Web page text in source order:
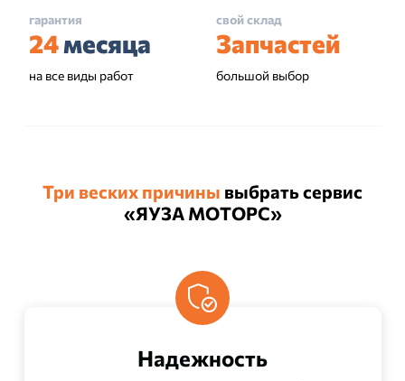
гарантия
24месяца
на все виды работ
свой склад
Запчастей
большой выбор
Три веских причины выбрать сервис
«ЯУЗА МОТОРС»
Надежность